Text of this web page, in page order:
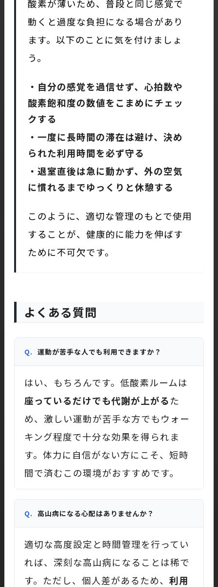
酸素が薄いため、普段と同じ感覚で
動くと過度な負担になる場合があり
ます。以下のことに気を付けましょ
う。
・自分の感覚を過信せず、心拍数や
酸素飽和度の数値をこまめにチェッ
クする
・一度に長時間の滞在は避け、決め
られた利用時間を必ず守る
・退室直後は急に動かず、外の空気
に慣れるまでゆっくりと休憩する
このように、適切な管理のもとで使用
することが、健康的に能力を伸ばす
ために不可欠です。
よくある質問
Q. 運動が苦手な人でも利用できますか？
はい、もちろんです。低酸素ルームは
座っているだけでも代謝が上がるた
め、激しい運動が苦手な方でもウォー
キング程度で十分な効果を得られま
す。体力に自信がない方にこそ、短時
間で済むこの環境がおすすめです。
Q. 高山病になる心配はありませんか？
適切な高度設定と時間管理を行ってい
れば、深刻な高山病になることは稀で
す。ただし、個人差があるため、 利用